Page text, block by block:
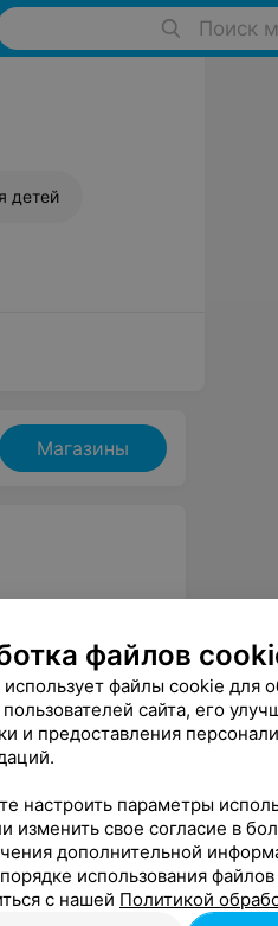
Поиск
детей
Магазины
и можно будет платье обменять? Заранее спасибо за ответ.
файлов
файлы cookie для
пользователей сайта, его
и предоставления
настроить параметры
изменить свое согласие в
дополнительной
использования
с нашей Политикой